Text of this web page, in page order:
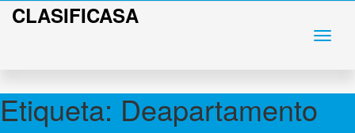
CLASIFICASA
Etiqueta: Deapartamento